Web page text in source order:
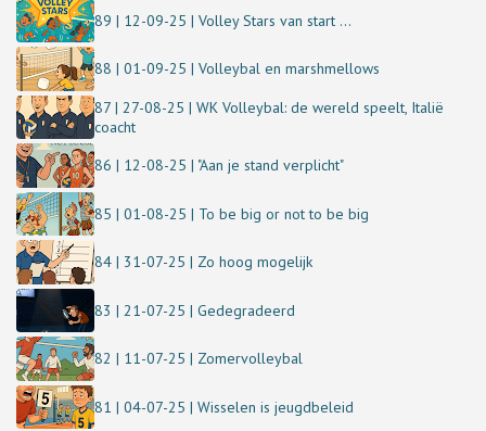
89 | 12-09-25 | Volley Stars van start ...
88 | 01-09-25 | Volleybal en marshmellows
87 | 27-08-25 | WK Volleybal: de wereld speelt, Italië
coacht
86 | 12-08-25 | "Aan je stand verplicht"
85 | 01-08-25 | To be big or not to be big
84 | 31-07-25 | Zo hoog mogelijk
83 | 21-07-25 | Gedegradeerd
82 | 11-07-25 | Zomervolleybal
81 | 04-07-25 | Wisselen is jeugdbeleid